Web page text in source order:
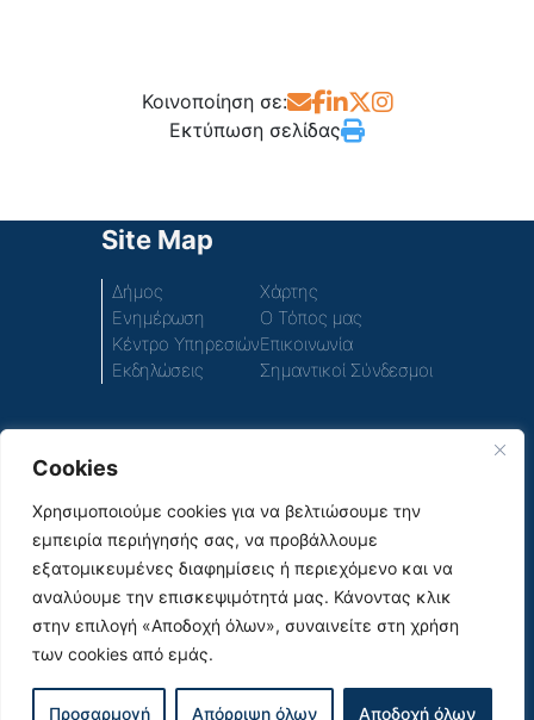
Cookies
Χρησιμοποιούμε cookies για να βελτιώσουμε την
εμπειρία περιήγησής σας, να προβάλλουμε
εξατομικευμένες διαφημίσεις ή περιεχόμενο και να
αναλύουμε την επισκεψιμότητά μας. Κάνοντας κλικ
στην επιλογή «Αποδοχή όλων», συναινείτε στη χρήση
των cookies από εμάς.
Προσαρμογή Απόρριψη όλων Αποδοχή όλων
Κοινοποίηση σε:
Εκτύπωση σελίδας
Site Map
Δήμος
Ενημέρωση
Κέντρο Υπηρεσιών
Εκδηλώσεις
Χάρτης
Ο Τόπος μας
Επικοινωνία
Σημαντικοί Σύνδεσμοι
Πρόσβαση στο περιεχόμενο του παλιού ιστοτόπου
του Δήμου
Social Media
© 2026|Όροι Χρήσης & Πολιτική Απορρήτου |